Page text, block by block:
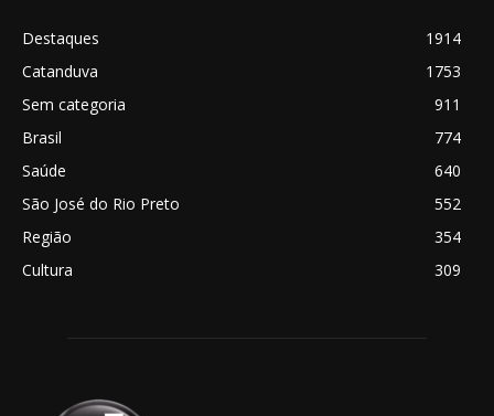
Destaques
1914
Catanduva
1753
Sem categoria
911
Brasil
774
Saúde
640
São José do Rio Preto
552
Região
354
Cultura
309